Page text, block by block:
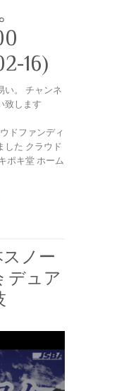
16)
い。 チャンネ
致します
ドファンディ
した クラウド
ポキ堂 ホーム
スノー
デュア